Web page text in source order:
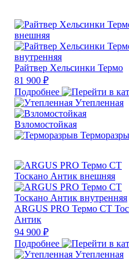
Райтвер Хельсинки Термо
81 900 ₽
Подробнее
Утепленная
Взломостойкая
ARGUS PRO Термо СТ
Антик
94 900 ₽
Подробнее
Утепленная